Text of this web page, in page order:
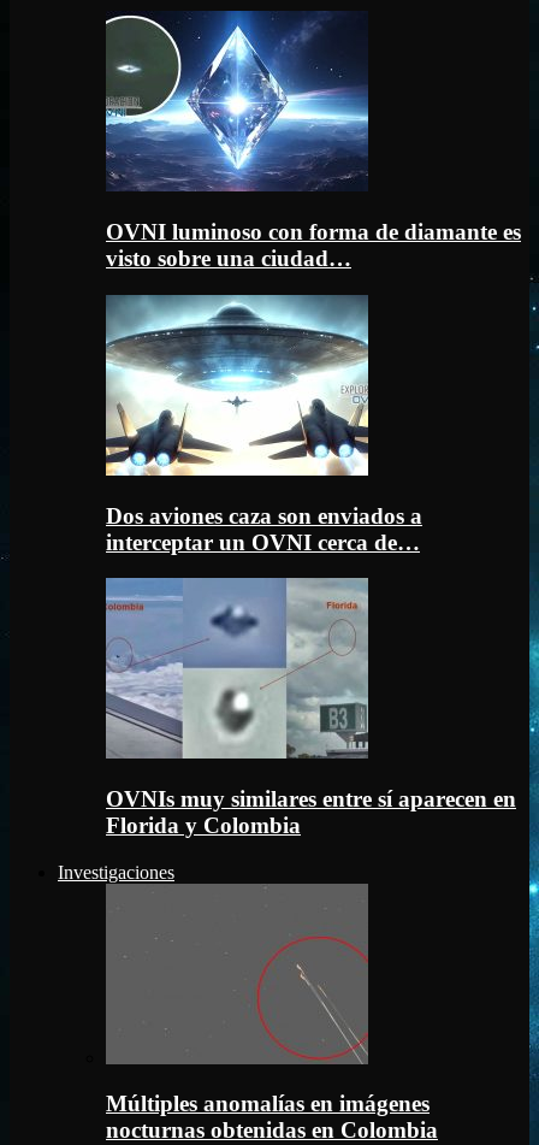
OVNI luminoso con forma de diamante es
visto sobre una ciudad…
Dos aviones caza son enviados a
interceptar un OVNI cerca de…
OVNIs muy similares entre sí aparecen en
Florida y Colombia
Investigaciones
Múltiples anomalías en imágenes
nocturnas obtenidas en Colombia